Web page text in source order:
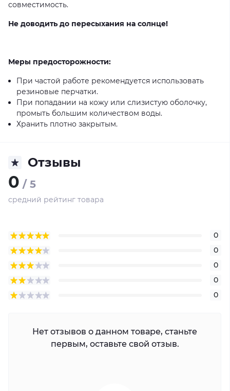
совместимость.
Не доводить до пересыхания на солнце!
Меры предосторожности:
При частой работе рекомендуется использовать
резиновые перчатки.
При попадании на кожу или слизистую оболочку,
промыть большим количеством воды.
Хранить плотно закрытым.
Отзывы
0 / 5
средний рейтинг товара
0
0
0
0
0
Нет отзывов о данном товаре, станьте
первым, оставьте свой отзыв.